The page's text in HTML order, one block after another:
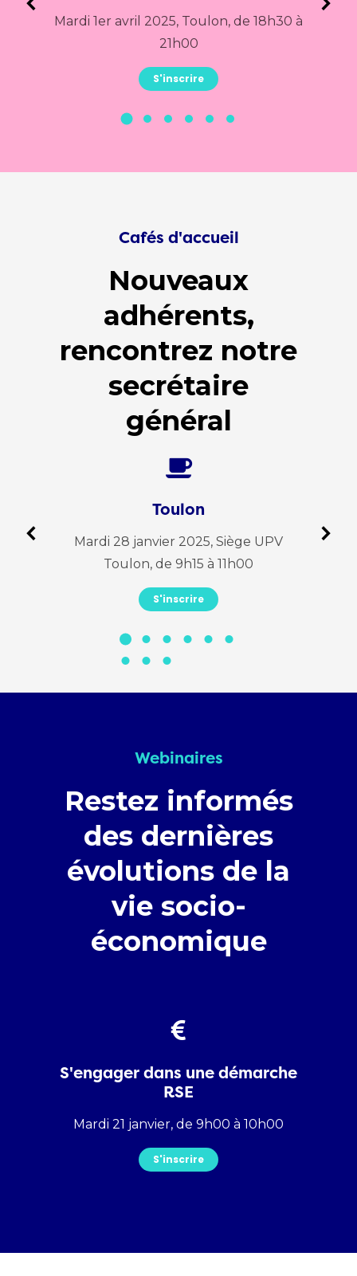
Mardi 1er avril 2025, Toulon, de 18h30 à
21h00
S'inscrire
Cafés d'accueil
Nouveaux
adhérents,
rencontrez notre
secrétaire
général
Toulon
Mardi 28 janvier 2025, Siège UPV
Toulon, de 9h15 à 11h00
S'inscrire
Webinaires
Restez informés
des dernières
évolutions de la
vie socio-
économique
S'engager dans une démarche
RSE
Mardi 21 janvier, de 9h00 à 10h00
S'inscrire